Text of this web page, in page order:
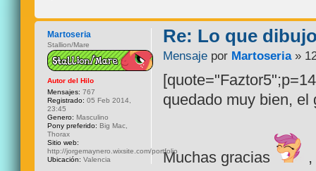
Re: Lo que
Mensaje por Martoseria»
quedado muy bien, el
Muchas gracias
Martoseria
Stallion/Mare
Autor del Hilo
Mensajes: 767
Registrado: 05 Feb 2014,
23:45
Genero: Masculino
Pony preferido: Big Mac,
Thorax
Sitio web:
http://jorgemaynero.wixsite.com/portfolio
Ubicación: Valencia